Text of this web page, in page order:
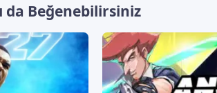
da Beğenebilirsiniz